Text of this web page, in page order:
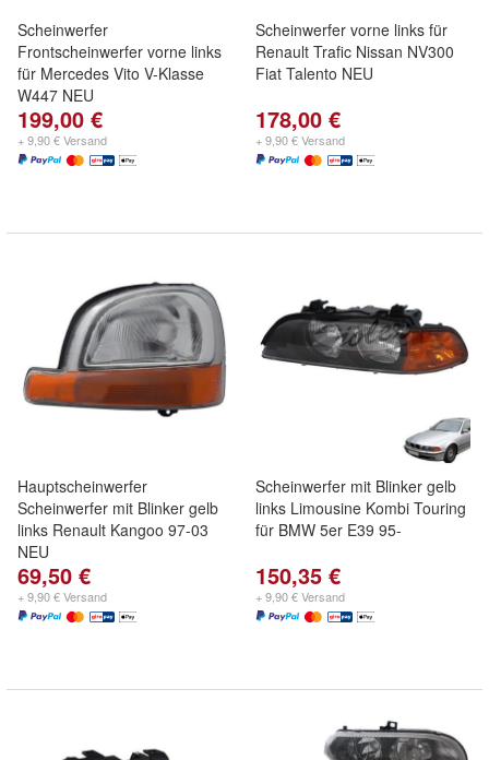
Scheinwerfer
Frontscheinwerfer vorne links
für Mercedes Vito V-Klasse
W447 NEU
199,00 €
+ 9,90 € Versand
Scheinwerfer vorne links für
Renault Trafic Nissan NV300
Fiat Talento NEU
178,00 €
+ 9,90 € Versand
Hauptscheinwerfer
Scheinwerfer mit Blinker gelb
links Renault Kangoo 97-03
NEU
69,50 €
+ 9,90 € Versand
Scheinwerfer mit Blinker gelb
links Limousine Kombi Touring
für BMW 5er E39 95-
150,35 €
+ 9,90 € Versand